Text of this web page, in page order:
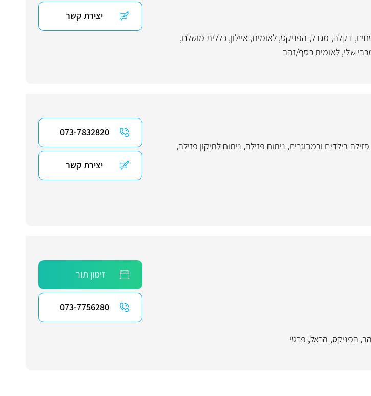
, דקלה, מגדל, הפניקס, לאומית, איילון, כללית מושלם,
שלי, לאומית כסף/זהב
יצירת קשר
בילדים ובמבוגרים, ניתוח פזילה, ניתוח לתיקון פזילה,
073-7832820
יצירת קשר
, הפניקס, הראל, פרטי
זימון תור
073-7756280